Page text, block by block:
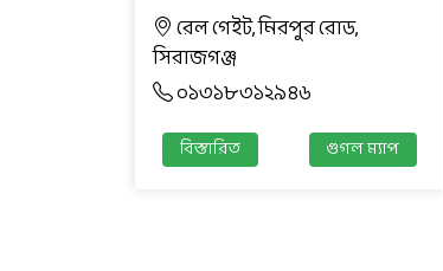
রেল গেইট, মিরপুর রোড,
সিরাজগঞ্জ
০১৩১৮৩১২৯৪৬
বিস্তারিত গুগল ম্যাপ